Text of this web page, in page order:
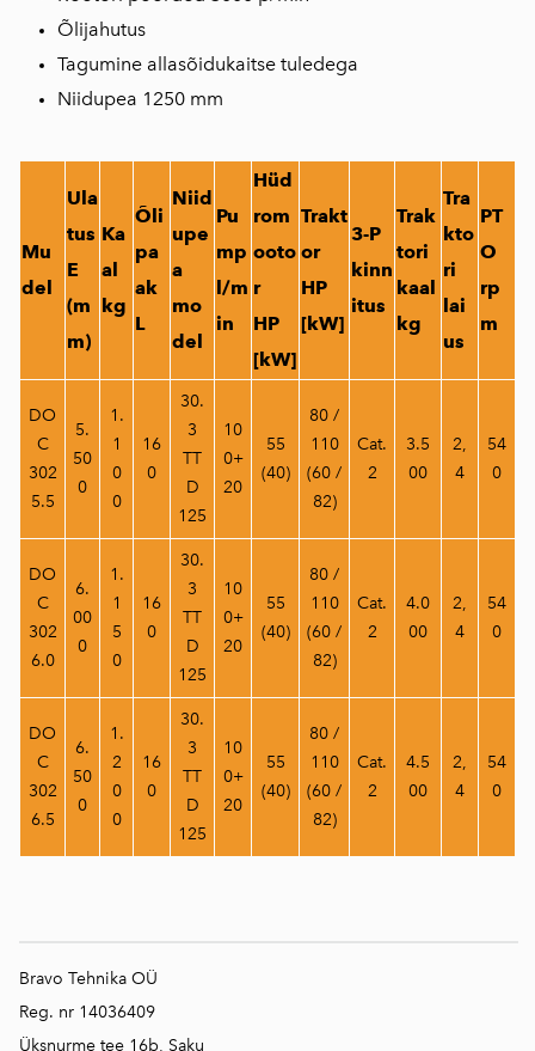
Õlijahutus
Tagumine allasõidukaitse tuledega
Niidupea 1250 mm
Mu
del
Ula
tus
E
(m
m)
Ka
al
kg
Õli
pa
ak
L
Niid
upe
a
mo
del
Pu
mp
l/m
in
Hüd
rom
ooto
r
HP
[kW]
Trakt
or
HP
[kW]
3-P
kinn
itus
Trak
tori
kaal
kg
Tra
kto
ri
lai
us
PT
O
rp
m
DO
C
302
5.5
5.
50
0
1.
1
0
0
16
0
30.
3
TT
D
125
10
0+
20
55
(40)
80 /
110
(60 /
82)
Cat.
2
3.5
00
2,
4
54
0
DO
C
302
6.0
6.
00
0
1.
1
5
0
16
0
30.
3
TT
D
125
10
0+
20
55
(40)
80 /
110
(60 /
82)
Cat.
2
4.0
00
2,
4
54
0
DO
C
302
6.5
6.
50
0
1.
2
0
0
16
0
30.
3
TT
D
125
10
0+
20
55
(40)
80 /
110
(60 /
82)
Cat.
2
4.5
00
2,
4
54
0
Bravo Tehnika OÜ
Reg. nr 14036409
Üksnurme tee 16b, Saku